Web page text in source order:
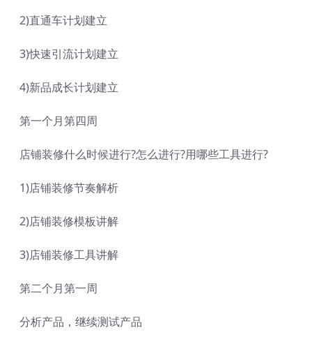
2)直通车计划建立
3)快速引流计划建立
4)新品成长计划建立
第一个月第四周
店铺装修什么时候进行?怎么进行?用哪些工具进行?
1)店铺装修节奏解析
2)店铺装修模板讲解
3)店铺装修工具讲解
第二个月第一周
分析产品，继续测试产品